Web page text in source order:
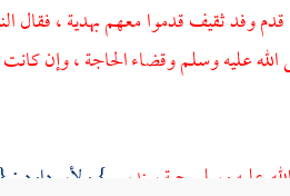
قدم وفدثقيفقدموا معهم بهدية ، فقال
عليه وسلم وقضاء الحاجة ، وإن كانت
عليه وسلم جبة سندس }ولأبي داود